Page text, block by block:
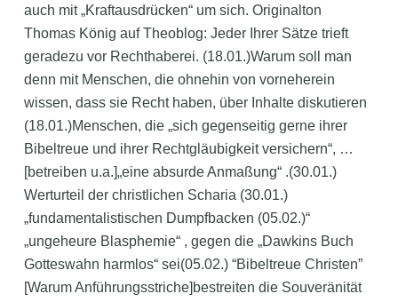
auch mit „Kraftausdrücken“ um sich. Originalton
Thomas König auf Theoblog: Jeder Ihrer Sätze trieft
geradezu vor Rechthaberei. (18.01.)Warum soll man
denn mit Menschen, die ohnehin von vorneherein
wissen, dass sie Recht haben, über Inhalte diskutieren
(18.01.)Menschen, die „sich gegenseitig gerne ihrer
Bibeltreue und ihrer Rechtgläubigkeit versichern“, …
[betreiben u.a.]„eine absurde Anmaßung“ .(30.01.)
Werturteil der christlichen Scharia (30.01.)
„fundamentalistischen Dumpfbacken (05.02.)“
„ungeheure Blasphemie“ , gegen die „Dawkins Buch
Gotteswahn harmlos“ sei(05.02.) “Bibeltreue Christen”
[Warum Anführungsstriche]bestreiten die Souveränität